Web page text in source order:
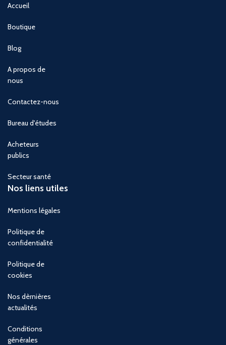
Accueil
Boutique
Blog
A propos de
nous
Contactez-nous
Bureau d'études
Acheteurs
publics
Secteur santé
Nos liens utiles
Mentions légales
Politique de
confidentialité
Politique de
cookies
Nos dèrnières
actualités
Conditions
générales